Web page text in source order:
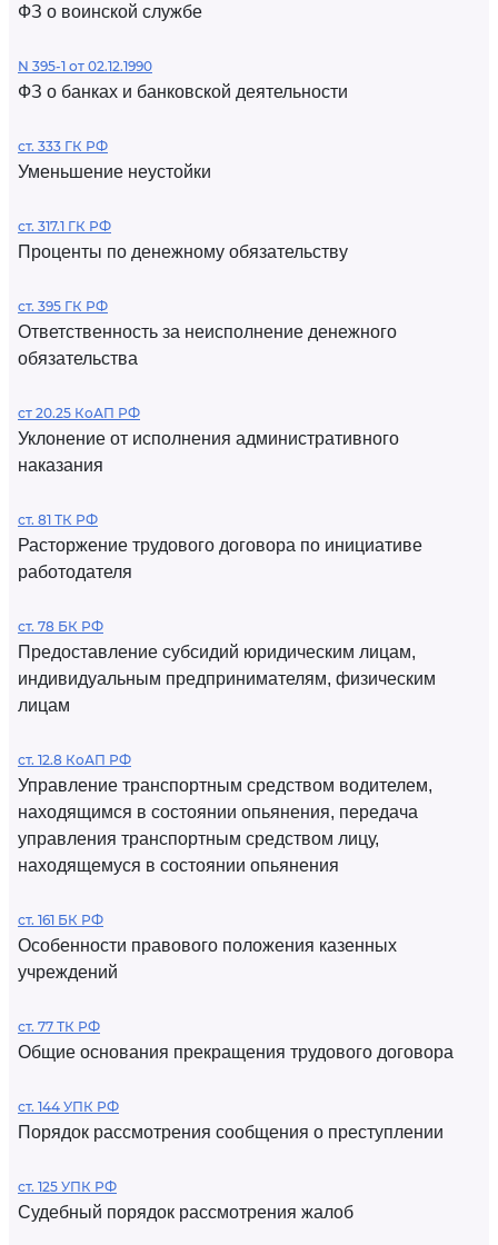
ФЗ о воинской службе
N 395-1 от 02.12.1990
ФЗ о банках и банковской деятельности
ст. 333 ГК РФ
Уменьшение неустойки
ст. 317.1 ГК РФ
Проценты по денежному обязательству
ст. 395 ГК РФ
Ответственность за неисполнение денежного
обязательства
ст 20.25 КоАП РФ
Уклонение от исполнения административного
наказания
ст. 81 ТК РФ
Расторжение трудового договора по инициативе
работодателя
ст. 78 БК РФ
Предоставление субсидий юридическим лицам,
индивидуальным предпринимателям, физическим
лицам
ст. 12.8 КоАП РФ
Управление транспортным средством водителем,
находящимся в состоянии опьянения, передача
управления транспортным средством лицу,
находящемуся в состоянии опьянения
ст. 161 БК РФ
Особенности правового положения казенных
учреждений
ст. 77 ТК РФ
Общие основания прекращения трудового договора
ст. 144 УПК РФ
Порядок рассмотрения сообщения о преступлении
ст. 125 УПК РФ
Судебный порядок рассмотрения жалоб